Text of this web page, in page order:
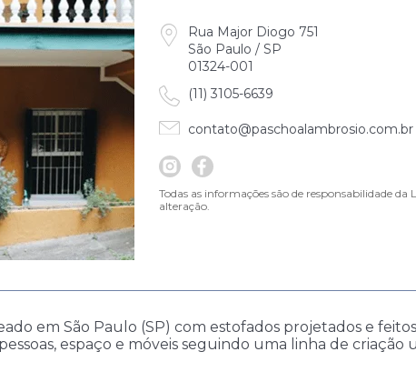
Rua Major Diogo 751
São Paulo / SP
01324-001
(11) 3105-6639
contato@paschoalambrosio.com.br
Todas as informações são de responsabilidade
alteração.
em São Paulo (SP) com estofados projetados e
espaço e móveis seguindo uma linha de criação